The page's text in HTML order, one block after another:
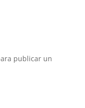
publicar un